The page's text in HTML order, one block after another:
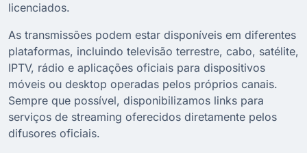
licenciados.
As transmissões podem estar disponíveis em diferentes
plataformas, incluindo televisão terrestre, cabo, satélite,
IPTV, rádio e aplicações oficiais para dispositivos
móveis ou desktop operadas pelos próprios canais.
Sempre que possível, disponibilizamos links para
serviços de streaming oferecidos diretamente pelos
difusores oficiais.